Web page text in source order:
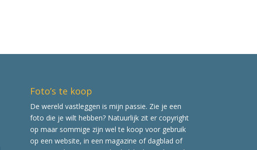
Foto’s te koop
De wereld vastleggen is mijn passie. Zie je een
foto die je wilt hebben? Natuurlijk zit er copyright
op maar sommige zijn wel te koop voor gebruik
op een website, in een magazine of dagblad of